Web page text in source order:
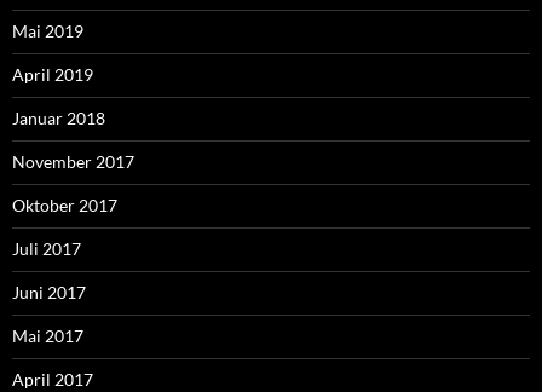
Mai 2019
April 2019
Januar 2018
November 2017
Oktober 2017
Juli 2017
Juni 2017
Mai 2017
April 2017